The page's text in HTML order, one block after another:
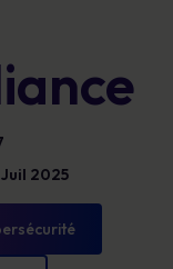
2025